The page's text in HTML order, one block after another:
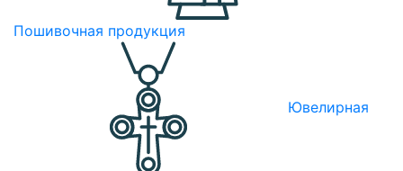
Пошивочная продукция
Ювелирная